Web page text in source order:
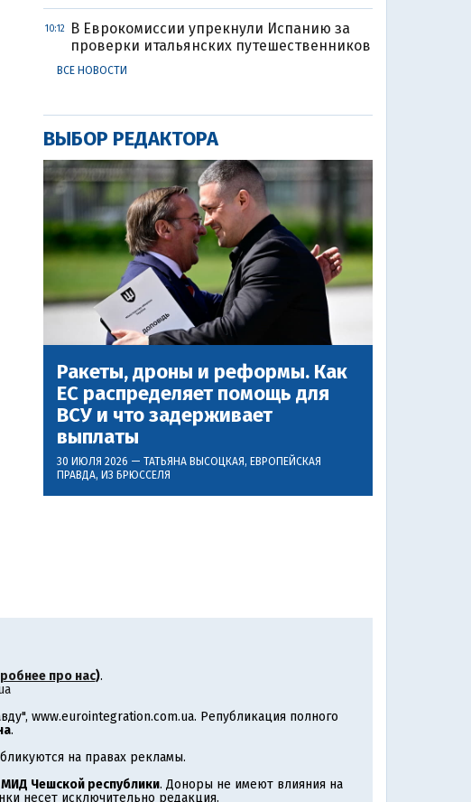
10:12
В Еврокомиссии упрекнули Испанию за
проверки итальянских путешественников
ВСЕ НОВОСТИ
ВЫБОР РЕДАКТОРА
Ракеты, дроны и реформы. Как
ЕС распределяет помощь для
ВСУ и что задерживает
выплаты
30 ИЮЛЯ 2026 — ТАТЬЯНА ВЫСОЦКАЯ, ЕВРОПЕЙСКАЯ
ПРАВДА, ИЗ БРЮССЕЛЯ
про нас).
www.eurointegration.com.ua. Републикация полного
.
на правах рекламы.
МИД Чешской республики. Доноры не имеют влияния на
несет исключительно редакция.